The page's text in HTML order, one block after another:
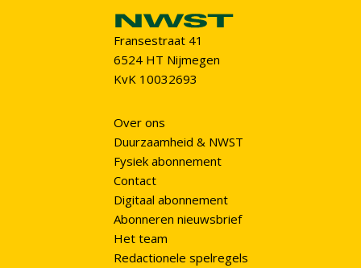
Fransestraat 41
6524 HT Nijmegen
KvK 10032693
Over ons
Duurzaamheid & NWST
Fysiek abonnement
Contact
Digitaal abonnement
Abonneren nieuwsbrief
Het team
Redactionele spelregels